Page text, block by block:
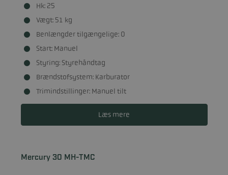
Hk: 25
Vægt: 51 kg
Benlængder tilgængelige: 0
Start: Manuel
Styring: Styrehåndtag
Brændstofsystem: Karburator
Trimindstillinger: Manuel tilt
Læs mere
Mercury 30 MH-TMC